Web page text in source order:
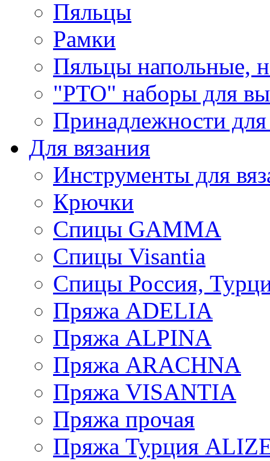
Пяльцы
Рамки
Пяльцы напольные,
"РТО" наборы для
Принадлежности
Для вязания
Инструменты для
Крючки
Спицы GAMMA
Спицы Visantia
Спицы Россия,
Пряжа ADELIA
Пряжа ALPINA
Пряжа ARACHNA
Пряжа VISANTIA
Пряжа прочая
Пряжа Турция